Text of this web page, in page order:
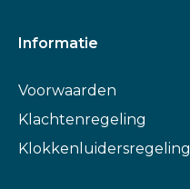
Informatie
Voorwaarden
Klachtenregeling
Klokkenluidersregeling